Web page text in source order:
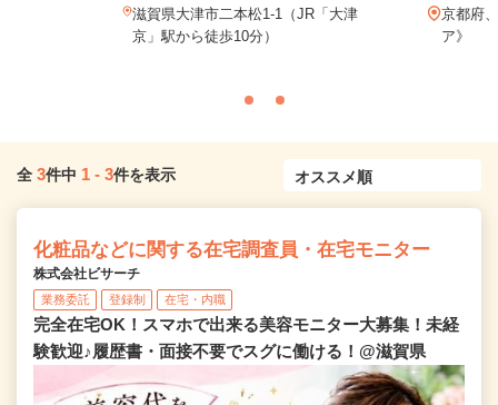
滋賀県大津市二本松1-1（JR「大津
京」駅から徒歩10分）
京都府
ア》
全 3件中 1 - 3件を表示
化粧品などに関する在宅調査員・在宅モニター
株式会社ビサーチ
業務委託 登録制 在宅・内職
完全在宅OK！スマホで出来る美容モニター大募集！未経
験歓迎♪履歴書・面接不要でスグに働ける！@滋賀県